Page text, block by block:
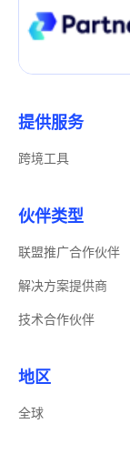
提供服务
跨境工具
伙伴类型
联盟推广合作伙伴
解决方案提供商
技术合作伙伴
地区
全球